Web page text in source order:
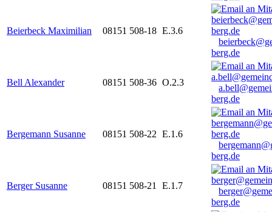
Beierbeck Maximilian 08151 508-18 E.3.6
berg.de
Bell Alexander 08151 508-36 O.2.3
berg.de
Bergemann Susanne 08151 508-22 E.1.6
berg.de
Berger Susanne 08151 508-21 E.1.7
berg.de